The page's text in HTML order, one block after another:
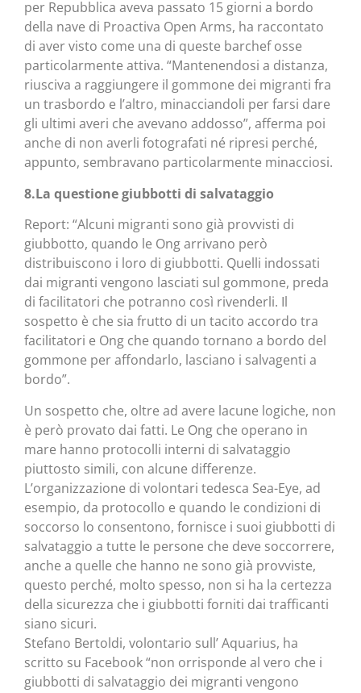
per Repubblica aveva passato 15 giorni a bordo
della nave di Proactiva Open Arms, ha raccontato
di aver visto come una di queste barchef osse
particolarmente attiva. “Mantenendosi a distanza,
riusciva a raggiungere il gommone dei migranti fra
un trasbordo e l’altro, minacciandoli per farsi dare
gli ultimi averi che avevano addosso”, afferma poi
anche di non averli fotografati né ripresi perché,
appunto, sembravano particolarmente minacciosi.
8.La questione giubbotti di salvataggio
Report: “Alcuni migranti sono già provvisti di
giubbotto, quando le Ong arrivano però
distribuiscono i loro di giubbotti. Quelli indossati
dai migranti vengono lasciati sul gommone, preda
di facilitatori che potranno così rivenderli. Il
sospetto è che sia frutto di un tacito accordo tra
facilitatori e Ong che quando tornano a bordo del
gommone per affondarlo, lasciano i salvagenti a
bordo”.
Un sospetto che, oltre ad avere lacune logiche, non
è però provato dai fatti. Le Ong che operano in
mare hanno protocolli interni di salvataggio
piuttosto simili, con alcune differenze.
L’organizzazione di volontari tedesca Sea-Eye, ad
esempio, da protocollo e quando le condizioni di
soccorso lo consentono, fornisce i suoi giubbotti di
salvataggio a tutte le persone che deve soccorrere,
anche a quelle che hanno ne sono già provviste,
questo perché, molto spesso, non si ha la certezza
della sicurezza che i giubbotti forniti dai trafficanti
siano sicuri.
Stefano Bertoldi, volontario sull’ Aquarius, ha
scritto su Facebook “non orrisponde al vero che i
giubbotti di salvataggio dei migranti vengono